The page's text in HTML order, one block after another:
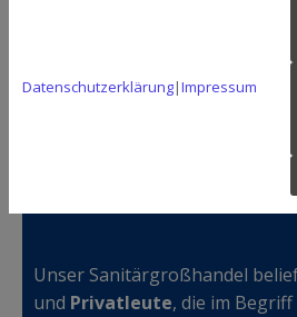
verschaffen sich einen
Sanitärartikel in welcher Form
Sanitär- und Badartikel
Unser Sanitärgroßhandel
und Privatleute, die im
Datenschutzerklärung|Impressum